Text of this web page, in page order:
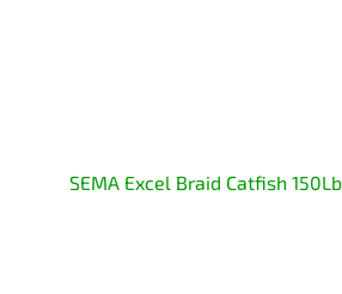
SEMA Excel Braid Catfish